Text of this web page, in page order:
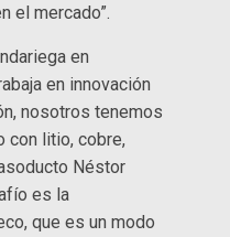
el mercado”.
en
en innovación
nosotros tenemos
con litio, cobre,
Néstor
es la
que es un modo